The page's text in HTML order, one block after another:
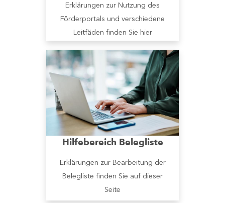
Erklärungen zur Nutzung des
Förderportals und verschiedene
Leitfäden finden Sie hier
Hilfebereich Belegliste
Erklärungen zur Bearbeitung der
Belegliste finden Sie auf dieser
Seite